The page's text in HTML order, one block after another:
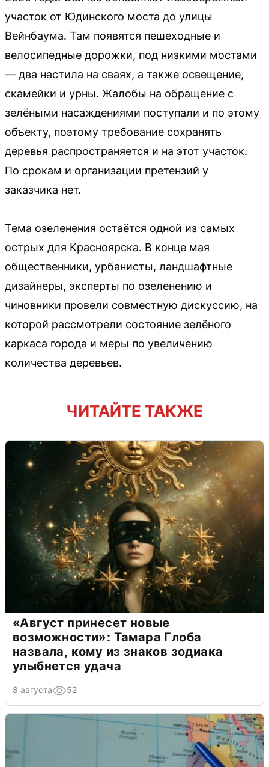
участок от Юдинского моста до улицы
Вейнбаума. Там появятся пешеходные и
велосипедные дорожки, под низкими мостами
— два настила на сваях, а также освещение,
скамейки и урны. Жалобы на обращение с
зелёными насаждениями поступали и по этому
объекту, поэтому требование сохранять
деревья распространяется и на этот участок.
По срокам и организации претензий у
заказчика нет.
Тема озеленения остаётся одной из самых
острых для Красноярска. В конце мая
общественники, урбанисты, ландшафтные
дизайнеры, эксперты по озеленению и
чиновники провели совместную дискуссию, на
которой рассмотрели состояние зелёного
каркаса города и меры по увеличению
количества деревьев.
ЧИТАЙТЕ ТАКЖЕ
«Август принесет новые
возможности»: Тамара Глоба
назвала, кому из знаков зодиака
улыбнется удача
8 августа 52